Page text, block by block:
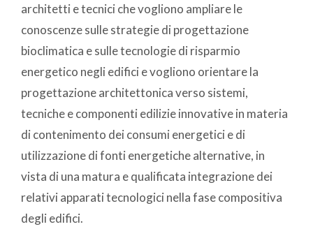
architetti e tecnici che vogliono ampliare le
conoscenze sulle strategie di progettazione
bioclimatica e sulle tecnologie di risparmio
energetico negli edifici e vogliono orientare la
progettazione architettonica verso sistemi,
tecniche e componenti edilizie innovative in materia
di contenimento dei consumi energetici e di
utilizzazione di fonti energetiche alternative, in
vista di una matura e qualificata integrazione dei
relativi apparati tecnologici nella fase compositiva
degli edifici.